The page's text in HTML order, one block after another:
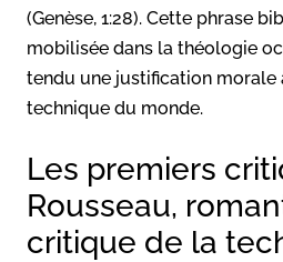
(Genèse, 1:28). Cette phrase
mobilisée dans la théologie
tendu une justification morale
technique du monde.
Les premiers
Rousseau,
critique de la